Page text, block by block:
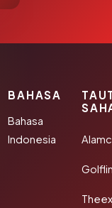
BAHASA
Bahasa
Indonesia